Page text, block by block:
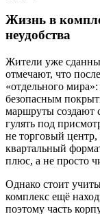
Жизнь в
неудобства
Жители уже
отмечают, что
«отдельного
безопасным
маршруты создают
гулять под
не торговый центр,
квартальный
плюс, а не просто
Однако стоит
комплекс ещё
поэтому часть